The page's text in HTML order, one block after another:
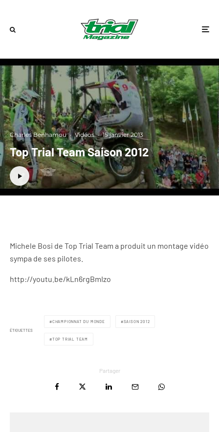
Charles Benhamou · Vidéos · 15 janvier 2013
Top Trial Team Saison 2012
Michele Bosi de Top Trial Team a produit un montage vidéo
sympa de ses pilotes.
http://youtu.be/kLn6rgBmIzo
ÉTIQUETTES
CHAMPIONNAT DU MONDE SAISON 2012
TOP TRIAL TEAM
Partager